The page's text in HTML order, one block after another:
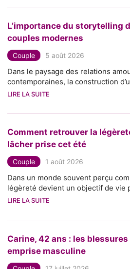
L’importance du storytelling
couples modernes
Couple 5 août 2026
Dans le paysage des relations
contemporaines, la construction
LIRE LA SUITE
Comment retrouver la
lâcher prise cet été
Couple 1 août 2026
Dans un monde souvent perçu
légèreté devient un objectif de vie
LIRE LA SUITE
Carine, 42 ans : les blessures
emprise masculine